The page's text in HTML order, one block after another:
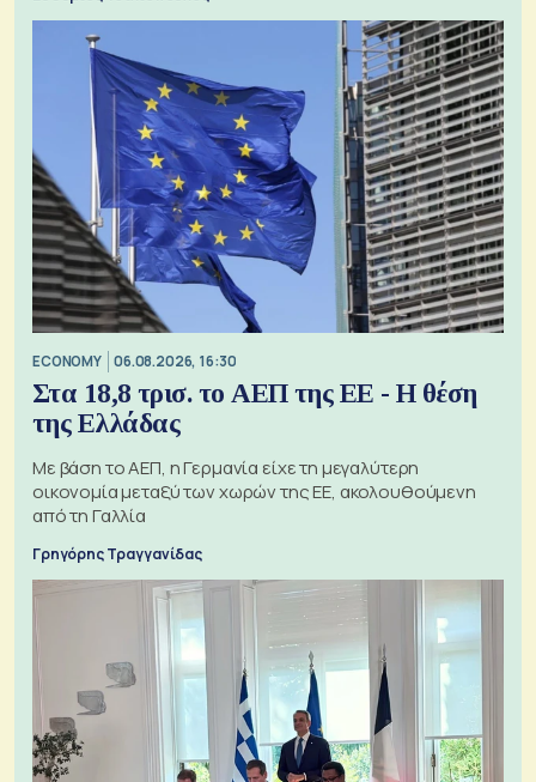
ECONOMY 06.08.2026, 16:30
Στα 18,8 τρισ. το ΑΕΠ της ΕΕ - Η θέση
της Ελλάδας
Με βάση το ΑΕΠ, η Γερμανία είχε τη μεγαλύτερη
οικονομία μεταξύ των χωρών της ΕΕ, ακολουθούμενη
από τη Γαλλία
Γρηγόρης Τραγγανίδας